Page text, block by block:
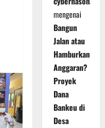
mengenai
Bangun
Jalan atau
Hamburkan
Anggaran?
Proyek
Dana
Bankeu di
Desa